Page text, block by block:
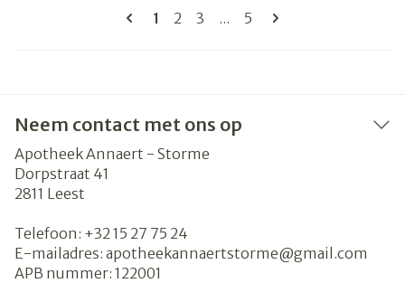
Pagina's
U lees momenteel pagina
1 Pagina
2 Pagina
3 ... Pagina
5
Neem contact met ons op
Apotheek Annaert - Storme
Dorpstraat 41
2811 Leest
Telefoon: +32 15 27 75 24
E-mailadres: apotheekannaertstorme@gmail.com
APB nummer: 122001